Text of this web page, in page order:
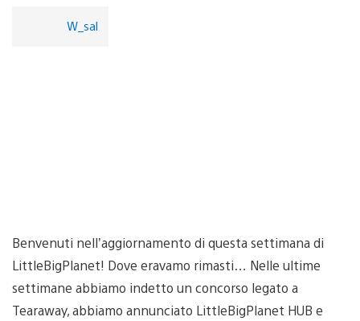
W_sal
Benvenuti nell’aggiornamento di questa settimana di
LittleBigPlanet! Dove eravamo rimasti… Nelle ultime
settimane abbiamo indetto un concorso legato a
Tearaway, abbiamo annunciato LittleBigPlanet HUB e